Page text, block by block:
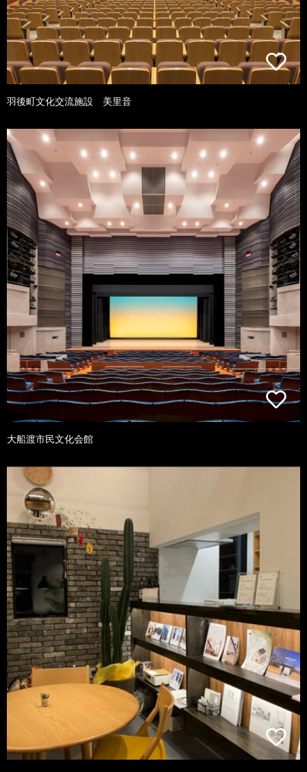
羽後町文化交流施設 美里音
大船渡市民文化会館